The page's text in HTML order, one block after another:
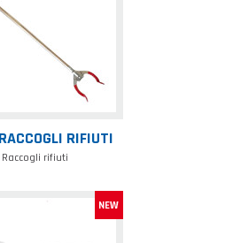
RIFIUTI
Raccogli rifiuti